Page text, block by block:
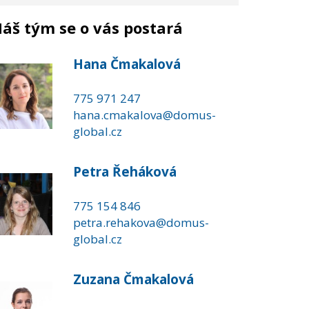
tým se o vás postará
Hana Čmakalová
775 971 247
hana.cmakalova@domus-
global.cz
Petra Řeháková
775 154 846
petra.rehakova@domus-
global.cz
Zuzana Čmakalová